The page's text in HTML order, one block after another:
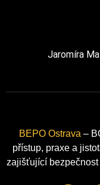
Jaromíra
BEPO Ostrava –
přístup, praxe a
zajišťující bezpečnost